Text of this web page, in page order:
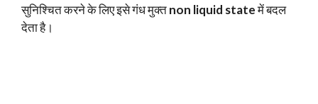
सुनिश्चित करने के लिए इसे गंध मुक्तnon liquid stateमें बदल
देता है।